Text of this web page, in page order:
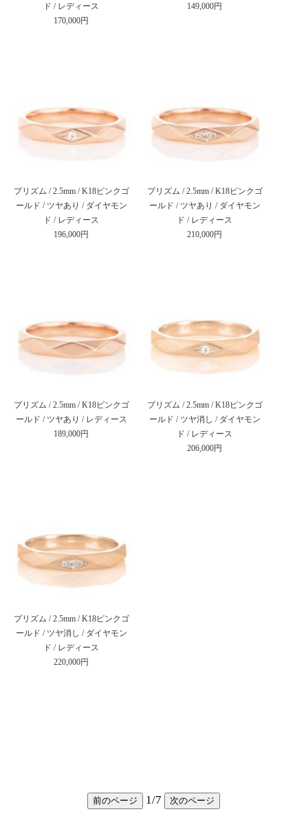
ド / レディース
170,000円
149,000円
プリズム / 2.5mm / K18ピンクゴ
ールド / ツヤあり / ダイヤモン
ド / レディース
196,000円
プリズム / 2.5mm / K18ピンクゴ
ールド / ツヤあり / ダイヤモン
ド / レディース
210,000円
プリズム / 2.5mm / K18ピンクゴ
ールド / ツヤあり / レディース
189,000円
プリズム / 2.5mm / K18ピンクゴ
ールド / ツヤ消し / ダイヤモン
ド / レディース
206,000円
プリズム / 2.5mm / K18ピンクゴ
ールド / ツヤ消し / ダイヤモン
ド / レディース
220,000円
前のページ 1/7 次のページ